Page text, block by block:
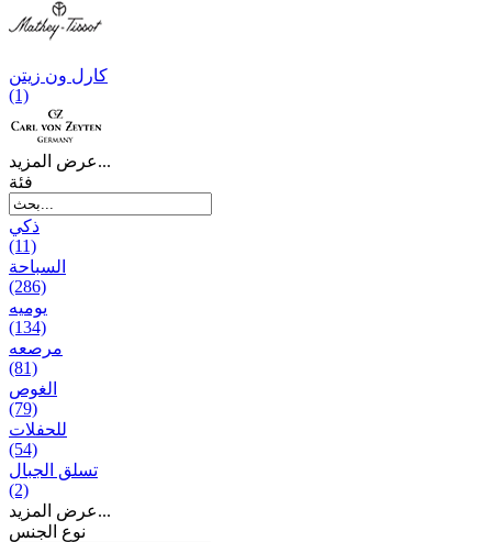
کارل ون زیتن
(1)
عرض المزيد...
فئة
ذكي
(11)
السباحة
(286)
يومیه
(134)
مرصعه
(81)
الغوص
(79)
للحفلات
(54)
تسلق الجبال
(2)
عرض المزيد...
نوع الجنس